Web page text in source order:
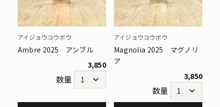
アイジョウコウボウ
Ambre 2025 アンブル
3,850
数量
アイジョウコウボウ
Magnolia 2025 マグノリ
ア
3,850
数量